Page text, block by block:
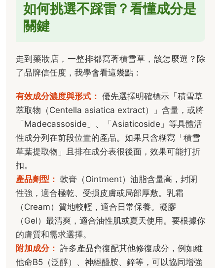
如何挑選不踩雷？看懂成分是
關鍵
走到藥妝店，一整排都寫著積雪草，該怎麼選？除
了品牌信任度，我學會看這幾點：
有效成分濃度與形式： 優先選擇明確標示「積雪草
萃取物（Centella asiatica extract）」含量，或將
「Madecassoside」、「Asiaticoside」等具體活
性成分列在前段位置的產品。如果只含糊寫「積雪
草葉提取物」且排在成分表很後面，效果可能打折
扣。
產品劑型： 軟膏（Ointment）油脂含量高，封閉
性強，適合極乾、受損皮膚或局部厚敷。乳霜
（Cream）質地較輕，適合日常保養。凝膠
（Gel）最清爽，適合油性肌或夏天使用。要根據你
的膚質和需求選擇。
附加成分： 許多產品會復配其他修復成分，例如維
他命B5（泛醇）、神經醯胺、鋅等，可以協同增強